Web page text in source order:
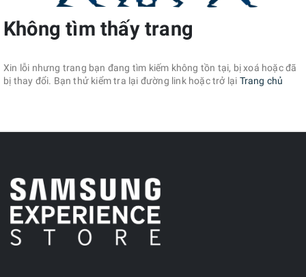
Không tìm thấy trang
Xin lỗi nhưng trang bạn đang tìm kiếm không tồn tại, bị xoá hoặc đã
bị thay đổi. Bạn thử kiểm tra lại đường link hoặc trở lại Trang chủ